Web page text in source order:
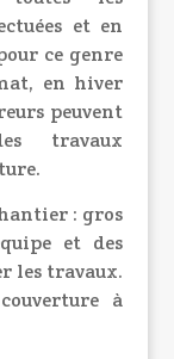
et en
ce genre
en hiver
peuvent
travaux
: gros
et des
les travaux.
à